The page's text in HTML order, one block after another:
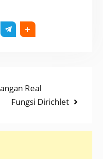
Real
Next
Fungsi Dirichlet